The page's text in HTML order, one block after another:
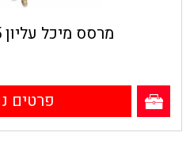
מרסס מיכל עליון 2.5 צבע/ דבק
פרטים